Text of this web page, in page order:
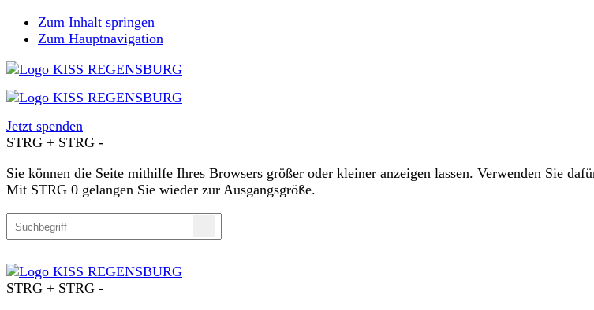
Zum Inhalt springen
Zum Hauptnavigation
Jetzt spenden
STRG + STRG -
Sie können die Seite mithilfe Ihres Browsers größer oder kleiner anzeigen lassen. Verwenden Sie
Mit STRG 0 gelangen Sie wieder zur Ausgangsgröße.
STRG + STRG -